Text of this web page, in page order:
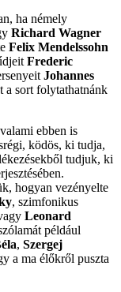
ha némely
Richard Wagner
Felix Mendelssohn
Frederic
Johannes
a sort folytathatnánk
ebben is
ködös, ki tudja,
tudjuk, ki
hogyan vezényelte
, szimfonikus
Leonard
például
, Szergej
a ma élőkről puszta